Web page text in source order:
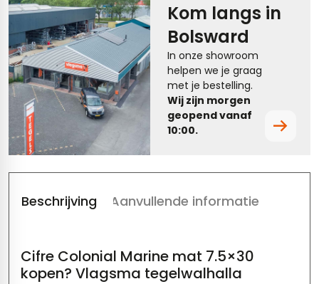
Kom langs in
Bolsward
In onze showroom
helpen we je graag
met je bestelling.
Wij zijn morgen
geopend vanaf
10:00.
Beschrijving Aanvullende informatie
Cifre Colonial Marine mat 7.5×30
kopen? Vlagsma tegelwalhalla